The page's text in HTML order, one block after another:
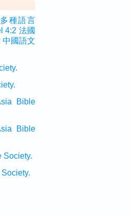
種語言
4:2 法國
中國語文
Bible
Bible
Society.